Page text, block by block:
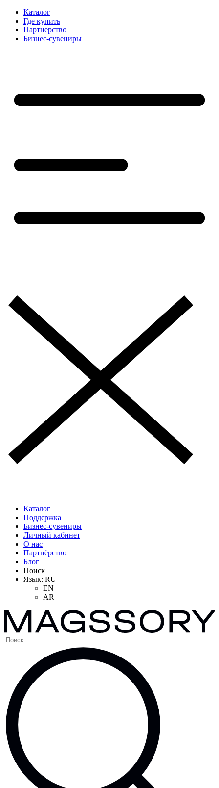
Каталог
Где купить
Партнерство
Бизнес-сувениры
Каталог
Поддержка
Бизнес-сувениры
Личный кабинет
О нас
Партнёрство
Блог
Поиск
Язык: RU
EN
AR